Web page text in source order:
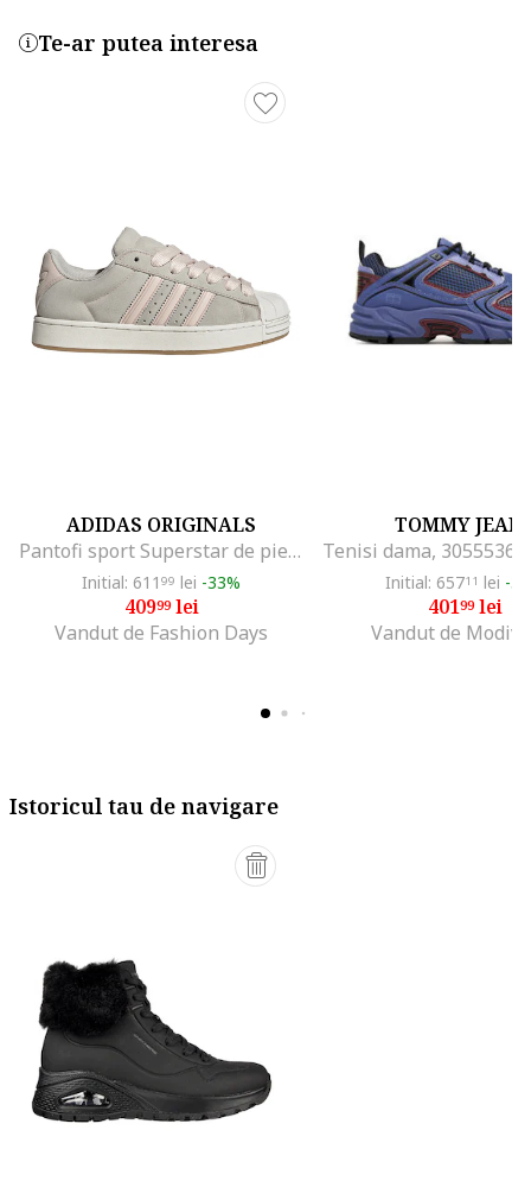
Te-ar putea interesa
ADIDAS ORIGINALS
Pantofi sport Superstar de piele intoarsa, Gri deschis/Roz pastel/Caramel
Initial: 611 99 lei -33%
40999lei
Vandut de Fashion Days
TOMMY
Initial: 65711 lei -
40199lei
Vandut de
Istoricul tau de navigare